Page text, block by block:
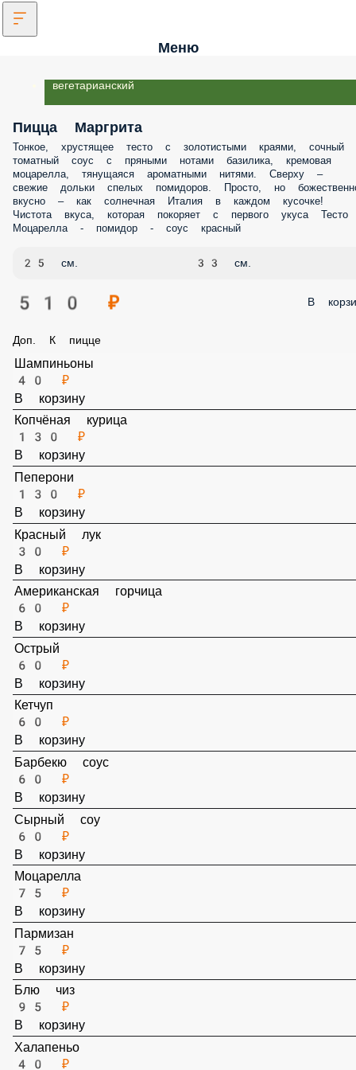
Меню
вегетарианский
Пицца Маргрита
Тонкое, хрустящее тесто с золотистыми краями, сочный томатный
соус с пряными нотами базилика, кремовая моцарелла, тянущаяся
ароматными нитями. Сверху – свежие дольки спелых помидоров.
Просто, но божественно вкусно – как солнечная Италия в каждом
кусочке! Чистота вкуса, которая покоряет с первого укуса Тесто -
Моцарелла - помидор - соус красный
510 ₽
Шампиньоны
40 ₽
Копчёная курица
130 ₽
В корзину
Пеперони
130 ₽
В корзину
Красный лук
30 ₽
В корзину
Американская горчица
60 ₽
В корзину
Острый
60 ₽
В корзину
Кетчуп
60 ₽
В корзину
Барбекю соус
60 ₽
В корзину
Сырный соу
60 ₽
В корзину
Моцарелла
75 ₽
В корзину